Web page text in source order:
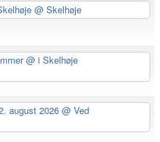
@ Skelhøje
@ i Skelhøje
august 2026 @ Ved